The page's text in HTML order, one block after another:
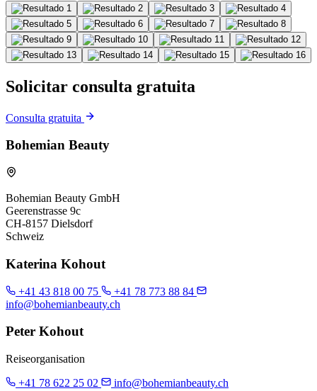
Solicitar consulta gratuita
Consulta gratuita
Bohemian Beauty
Bohemian Beauty GmbH
Geerenstrasse 9c
CH-8157 Dielsdorf
Schweiz
Katerina Kohout
+41 43 818 00 75
+41 78 773 88 84
info@bohemianbeauty.ch
Peter Kohout
Reiseorganisation
+41 78 622 25 02
info@bohemianbeauty.ch